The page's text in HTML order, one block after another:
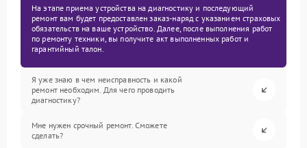
На этапе приема устройства на диагностику и последующий
ремонт вам будет предоставлен заказ-наряд с указанием страховых
обязательств на ваше устройство. Далее, после выполнения работ
по ремонту техники, вы получите акт выполненных работ и
гарантийный талон.
Я уже знаю в чем неисправность и какой
ремонт необходим. Для чего проводить
диагностику?
Мне нужен срочный ремонт. Сможете
сделать?